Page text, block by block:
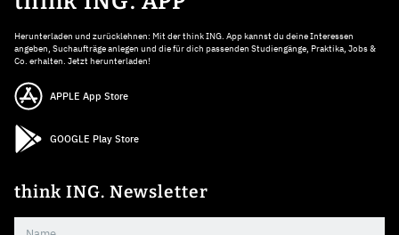
Herunterladen und zurücklehnen: Mit der think ING. App kannst du deine Interessen
angeben, Suchaufträge anlegen und die für dich passenden Studiengänge, Praktika, Jobs &
Co. erhalten. Jetzt herunterladen!
APPLE App Store
GOOGLE Play Store
think ING. Newsletter